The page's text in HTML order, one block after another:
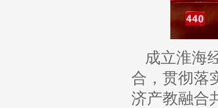
成立淮海
合，贯彻落
济产教融合